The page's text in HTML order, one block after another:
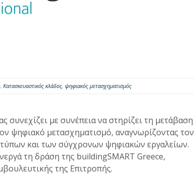
, Κατασκευαστικός κλάδος, ψηφιακός μετασχηματισμός
συνεχίζει με συνέπεια να στηρίζει τη μετάβαση
ψηφιακό μετασχηματισμό, αναγνωρίζοντας τον
και των σύγχρονων ψηφιακών εργαλείων.
τη δράση της buildingSMART Greece,
της Επιτροπής.